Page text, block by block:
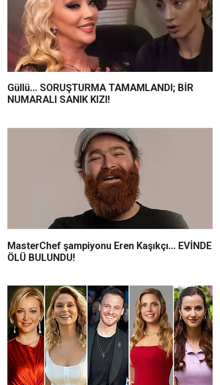
Güllü... SORUŞTURMA TAMAMLANDI; BİR
NUMARALI SANIK KIZI!
MasterChef şampiyonu Eren Kaşıkçı... EVİNDE
ÖLÜ BULUNDU!